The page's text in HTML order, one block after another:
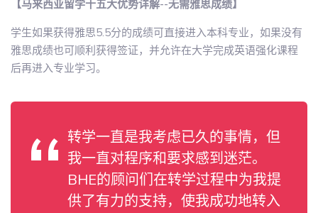
【马来西亚留学十五大优势详解--无需雅思成绩】
学生如果获得雅思5.5分的成绩可直接进入本科专业，如果没有
雅思成绩也可顺利获得签证，并允许在大学完成英语强化课程
后再进入专业学习。
转学一直是我考虑已久的事情，但
我一直对程序和要求感到迷茫。
BHE的顾问们在转学过程中为我提
供了有力的支持，使我成功地转入